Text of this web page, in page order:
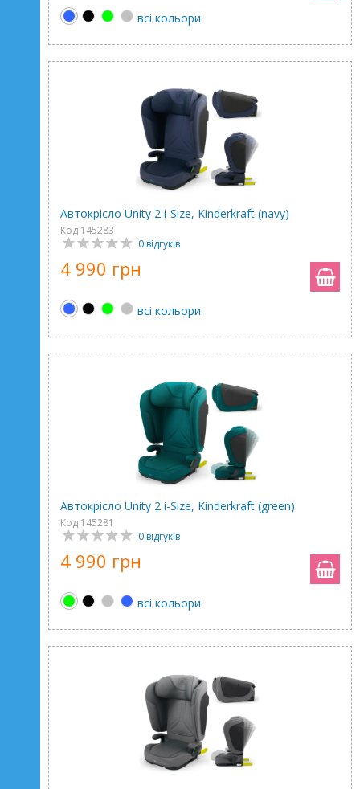
всі кольори
Автокрісло Unity 2 i-Size, Kinderkraft (navy)
Код 145283
0 відгуків
4 990 грн
всі кольори
Автокрісло Unity 2 i-Size, Kinderkraft (green)
Код 145281
0 відгуків
4 990 грн
всі кольори